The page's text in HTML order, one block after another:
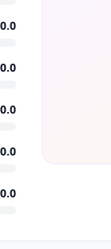
0.0
0.0
0.0
0.0
0.0